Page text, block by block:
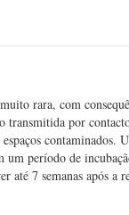
rara, com
transmitida por
contaminados.
um período de
até 7 semanas após a